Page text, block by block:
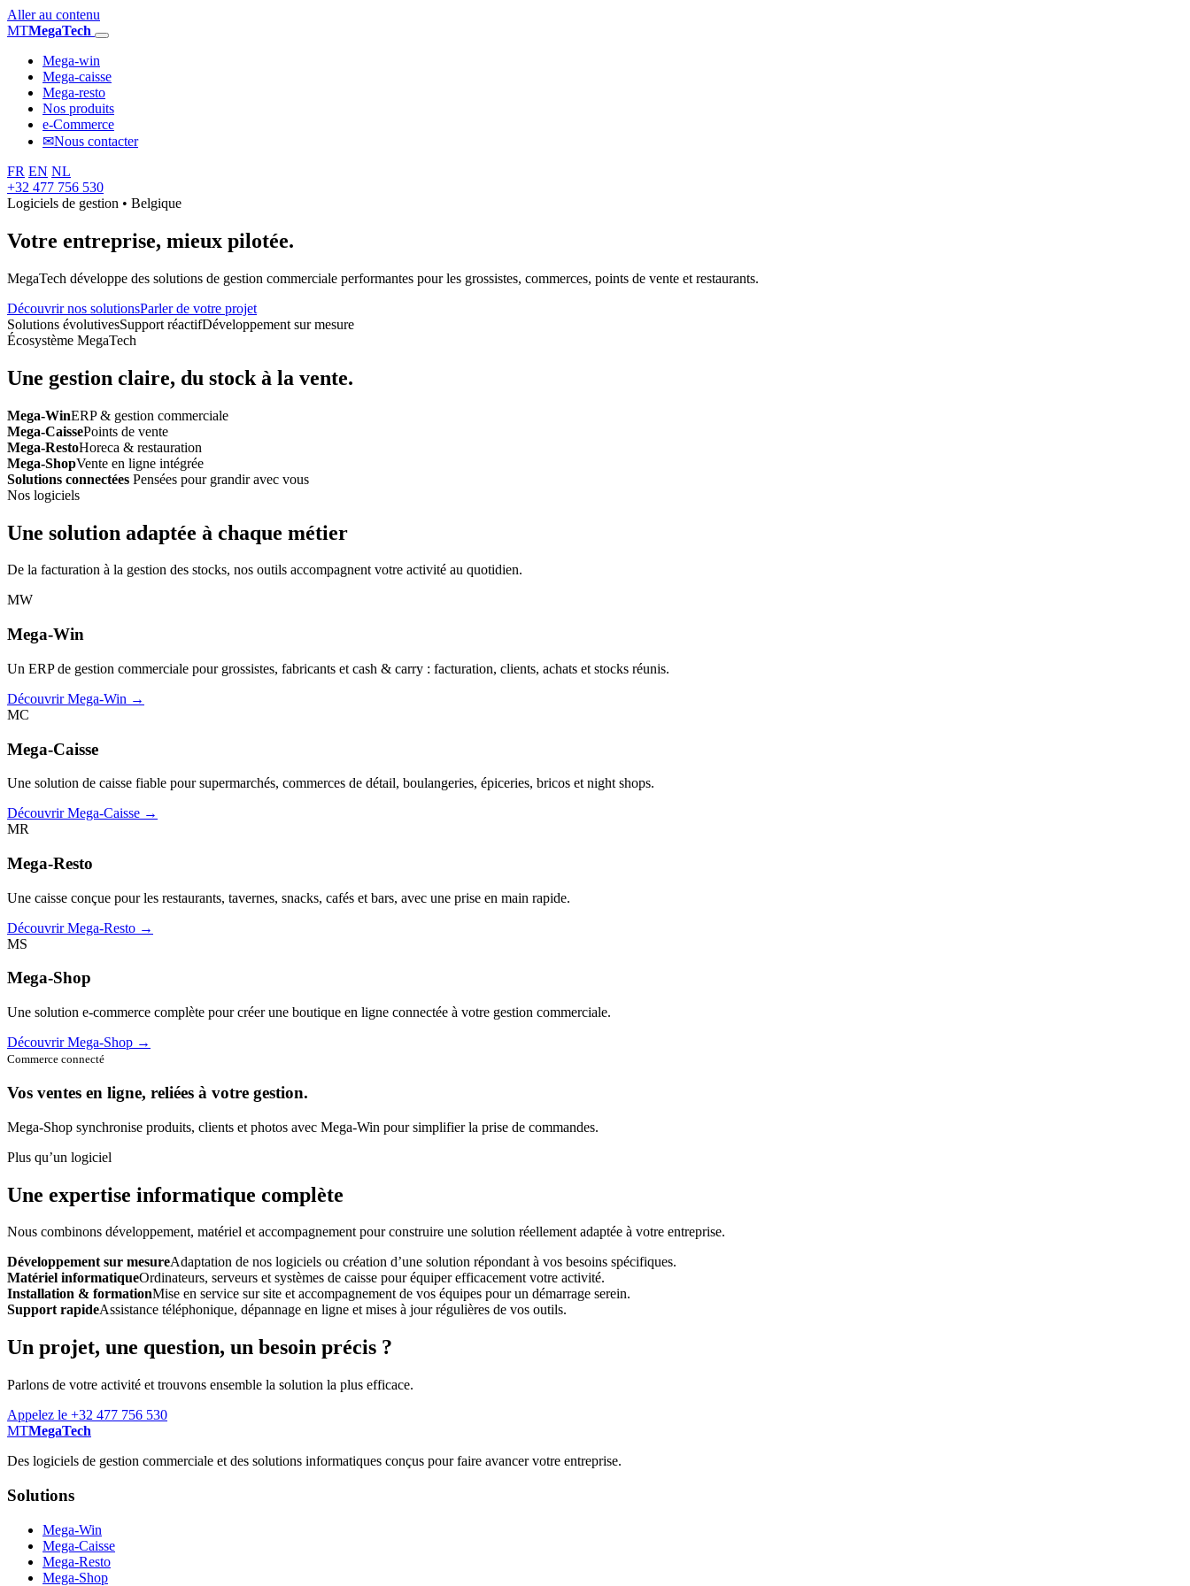
Aller au contenu
MTMegaTech
Mega-win
Mega-caisse
Mega-resto
Nos produits
e-Commerce
✉Nous contacter
FR EN NL
+32 477 756 530
Logiciels de gestion • Belgique
Votre entreprise, mieux pilotée.
MegaTech développe des solutions de gestion commerciale performantes pour les grossistes, commerces, points de vente et restaurants.
Découvrir nos solutionsParler de votre projet
Solutions évolutivesSupport réactifDéveloppement sur mesure
Écosystème MegaTech
Une gestion claire, du stock à la vente.
Mega-WinERP & gestion commerciale
Mega-CaissePoints de vente
Mega-RestoHoreca & restauration
Mega-ShopVente en ligne intégrée
Solutions connectées Pensées pour grandir avec vous
Nos logiciels
Une solution adaptée à chaque métier
De la facturation à la gestion des stocks, nos outils accompagnent votre activité au quotidien.
MW
Mega-Win
Un ERP de gestion commerciale pour grossistes, fabricants et cash & carry : facturation, clients, achats et stocks réunis.
Découvrir Mega-Win →
MC
Mega-Caisse
Une solution de caisse fiable pour supermarchés, commerces de détail, boulangeries, épiceries, bricos et night shops.
Découvrir Mega-Caisse →
MR
Mega-Resto
Une caisse conçue pour les restaurants, tavernes, snacks, cafés et bars, avec une prise en main rapide.
Découvrir Mega-Resto →
MS
Mega-Shop
Une solution e-commerce complète pour créer une boutique en ligne connectée à votre gestion commerciale.
Découvrir Mega-Shop →
Commerce connecté
Vos ventes en ligne, reliées à votre gestion.
Mega-Shop synchronise produits, clients et photos avec Mega-Win pour simplifier la prise de commandes.
Plus qu’un logiciel
Une expertise informatique complète
Nous combinons développement, matériel et accompagnement pour construire une solution réellement adaptée à votre entreprise.
Développement sur mesureAdaptation de nos logiciels ou création d’une solution répondant à vos besoins spécifiques.
Matériel informatiqueOrdinateurs, serveurs et systèmes de caisse pour équiper efficacement votre activité.
Installation & formationMise en service sur site et accompagnement de vos équipes pour un démarrage serein.
Support rapideAssistance téléphonique, dépannage en ligne et mises à jour régulières de vos outils.
Un projet, une question, un besoin précis ?
Parlons de votre activité et trouvons ensemble la solution la plus efficace.
Appelez le +32 477 756 530
MTMegaTech
Des logiciels de gestion commerciale et des solutions informatiques conçus pour faire avancer votre entreprise.
Solutions
Mega-Win
Mega-Caisse
Mega-Resto
Mega-Shop